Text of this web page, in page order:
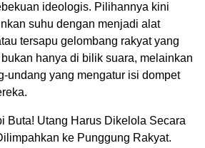
ideologis. Pilihannya kini
suhu dengan menjadi alat
tersapu gelombang rakyat yang
hanya di bilik suara, melainkan
undang yang mengatur isi dompet
Buta! Utang Harus Dikelola Secara
ke Punggung Rakyat.